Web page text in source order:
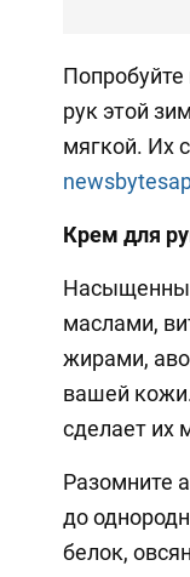
рук этой
мягкой. Их
Крем для
маслами,
жирами,
вашей
сделает их
Разомните
до
белок,